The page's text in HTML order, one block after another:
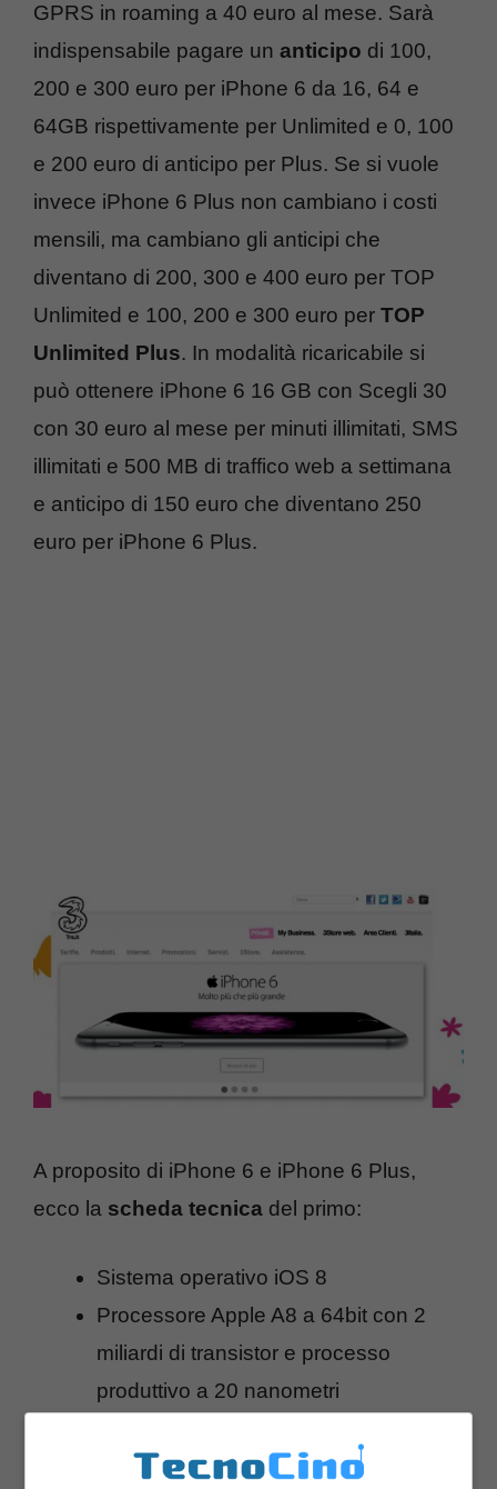
GPRS in roaming a 40 euro al mese. Sarà
indispensabile pagare un anticipo di 100,
200 e 300 euro per iPhone 6 da 16, 64 e
64GB rispettivamente per Unlimited e 0, 100
e 200 euro di anticipo per Plus. Se si vuole
invece iPhone 6 Plus non cambiano i costi
mensili, ma cambiano gli anticipi che
diventano di 200, 300 e 400 euro per TOP
Unlimited e 100, 200 e 300 euro per TOP
Unlimited Plus. In modalità ricaricabile si
può ottenere iPhone 6 16 GB con Scegli 30
con 30 euro al mese per minuti illimitati, SMS
illimitati e 500 MB di traffico web a settimana
e anticipo di 150 euro che diventano 250
euro per iPhone 6 Plus.
A proposito di iPhone 6 e iPhone 6 Plus,
ecco la scheda tecnica del primo:
Sistema operativo iOS 8
Processore Apple A8 a 64bit con 2
miliardi di transistor e processo
produttivo a 20 nanometri
diagonale e 1334×750 pixel